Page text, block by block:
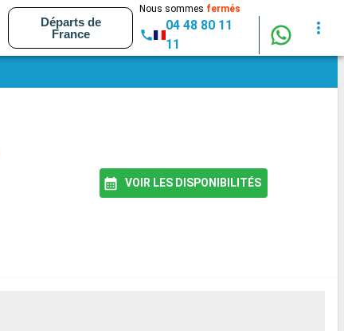
Départs de
France
Nous sommes fermés
04 48 80 11
11
VOIR LES DISPONIBILITÉS